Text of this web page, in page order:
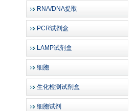
RNA/DNA提取
PCR试剂盒
LAMP试剂盒
细胞
生化检测试剂盒
细胞试剂